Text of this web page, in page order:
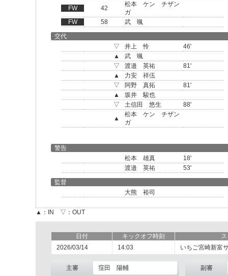
FW
42
松本 ケン チザン
ガ
FW
58
武 颯
交代
▽
井上 怜
46'
▲
武 颯
▽
渡邉 英祐
81'
▲
力安 祥伍
▽
阿野 真拓
81'
▲
坂井 駿也
▽
土信田 悠生
88'
▲
松本 ケン チザン
ガ
警告
松本 雄真
18'
渡邉 英祐
53'
監督
大熊 裕司
▲：IN ▽：OUT
日付 キックオフ時刻
2026/03/14
14:03 いちご宮崎新富
主審 窪田 陽輔 副審